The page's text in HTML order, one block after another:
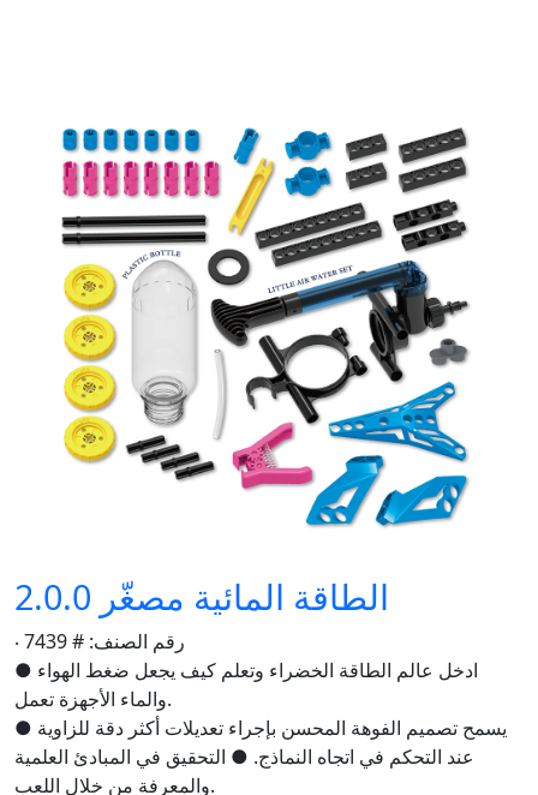
الطاقة المائية مصغّر 2.0.0
‧ رقم الصنف: # 7439
● ادخل عالم الطاقة الخضراء وتعلم كيف يجعل ضغط الهواء
والماء الأجهزة تعمل.
● يسمح تصميم الفوهة المحسن بإجراء تعديلات أكثر دقة للزاوية
عند التحكم في اتجاه النماذج. ● التحقيق في المبادئ العلمية
والمعرفة من خلال اللعب.